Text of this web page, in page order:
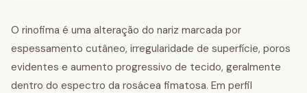
O rinofima é uma alteração do nariz marcada por
espessamento cutâneo, irregularidade de superfície, poros
evidentes e aumento progressivo de tecido, geralmente
dentro do espectro da rosácea fimatosa. Em perfil